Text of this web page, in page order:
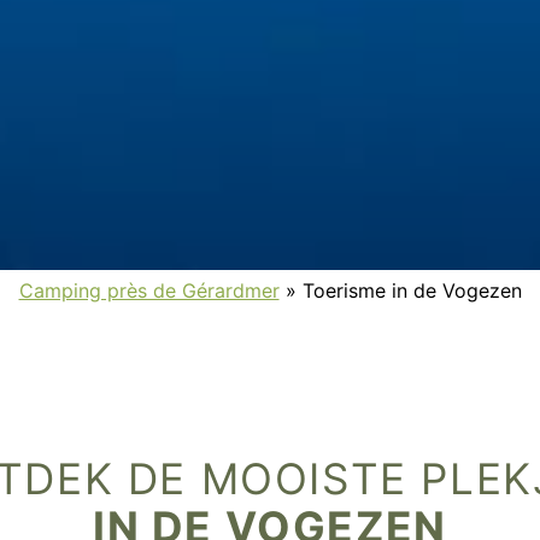
Camping près de Gérardmer» Toerisme in de Vogezen
DE MOOISTE
IN DE VOGEZEN